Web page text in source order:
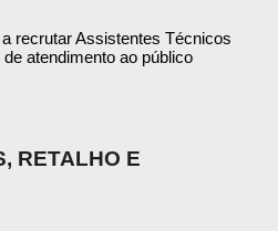
recrutar Assistentes Técnicos
atendimento ao público
RETALHO E